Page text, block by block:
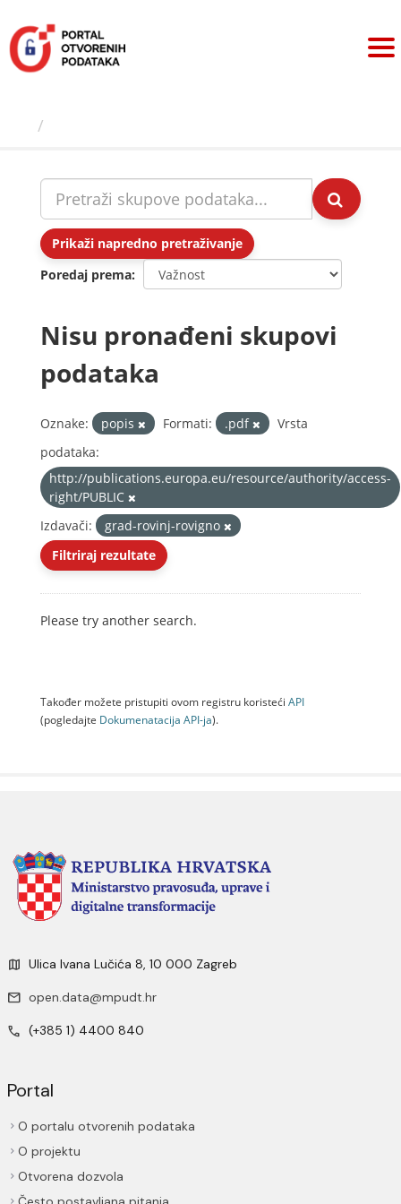
sadržaj
Prikaži napredno pretraživanje
Poredaj prema
Nisu pronađeni skupovi
podataka
Oznake: popis Formati: .pdf
Vrsta
podataka:
http://publications.europa.eu/resource/authority/access-
right/PUBLIC
Izdavači:
grad-rovinj-rovigno
Filtriraj rezultate
Please try another search.
Također možete pristupiti ovom registru koristeći API
(pogledajte Dokumenаtаcijа API-jа).